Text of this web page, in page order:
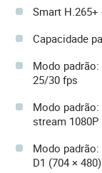
Smart H.265+
Capacidade
Modo
25/30 fps
Modo
stream 1080P
Modo
D1 (704 ×